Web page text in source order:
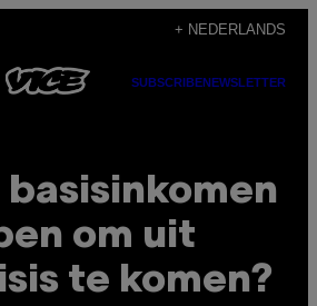
+ NEDERLANDS
SUBSCRIBENEWSLETTER
basisinkomen
om uit
te komen?